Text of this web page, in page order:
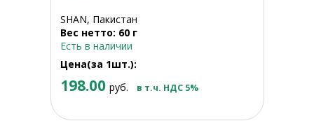
SHAN, Пакистан
Вес нетто: 60 г
Есть в наличии
Цена(за 1шт.):
198.00 руб. в т.ч. НДС 5%